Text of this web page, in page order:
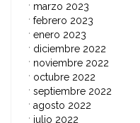
marzo 2023
febrero 2023
enero 2023
diciembre 2022
noviembre 2022
octubre 2022
septiembre 2022
agosto 2022
julio 2022